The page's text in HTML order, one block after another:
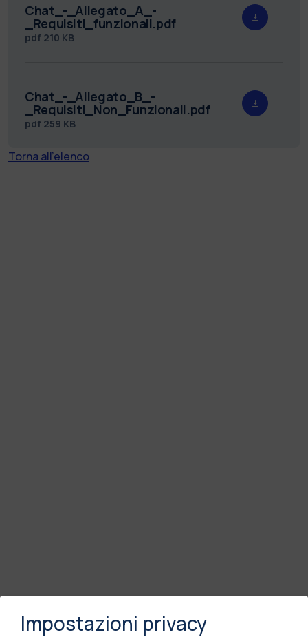
Chat_-_Allegato_A_-
_Requisiti_funzionali.pdf
pdf 210 KB
Chat_-_Allegato_B_-
_Requisiti_Non_Funzionali.pdf
pdf 259 KB
Torna all'elenco
Impostazioni privacy